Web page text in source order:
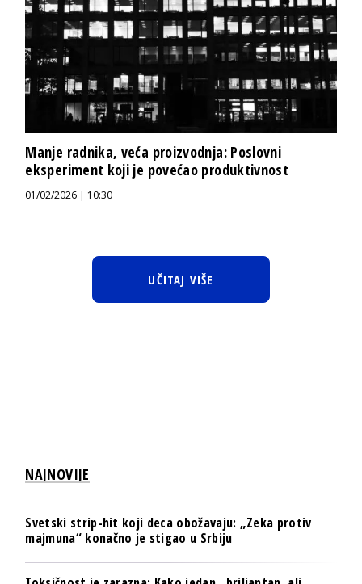
Manje radnika, veća proizvodnja: Poslovni
eksperiment koji je povećao produktivnost
01/02/2026 | 10:30
UČITAJ VIŠE
NAJNOVIJE
Svetski strip-hit koji deca obožavaju: „Zeka protiv
majmuna“ konačno je stigao u Srbiju